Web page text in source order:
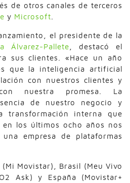
de otros canales de terceros
y Microsoft
el presidente de la
Álvarez-Pallete , destacó el
sus clientes. «Hace un año
que la inteligencia artificial
con nuestros clientes y
nuestra promesa. La
de nuestro negocio y
transformación interna que
en los últimos ocho años nos
empresa de plataformas
Movistar), Brasil (Meu Vivo
Ask) y España (Movistar+